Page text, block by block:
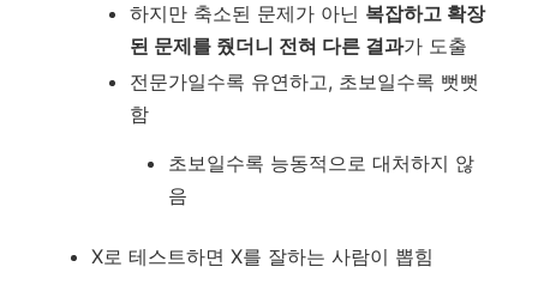
하지만 축소된 문제가 아닌 복잡하고 확장
된 문제를 줬더니 전혀 다른 결과가 도출
전문가일수록 유연하고, 초보일수록 뻣뻣
함
초보일수록 능동적으로 대처하지 않
음
X로 테스트하면 X를 잘하는 사람이 뽑힘